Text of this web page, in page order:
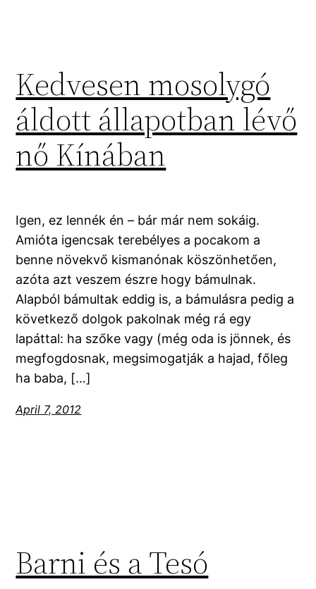
Kedvesen mosolygó
áldott állapotban lévő
nő Kínában
Igen, ez lennék én – bár már nem sokáig.
Amióta igencsak terebélyes a pocakom a
benne növekvő kismanónak köszönhetően,
azóta azt veszem észre hogy bámulnak.
Alapból bámultak eddig is, a bámulásra pedig a
következő dolgok pakolnak még rá egy
lapáttal: ha szőke vagy (még oda is jönnek, és
megfogdosnak, megsimogatják a hajad, főleg
ha baba, […]
April 7, 2012
Barni és a Tesó